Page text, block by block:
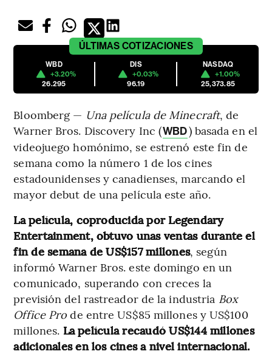
ÚLTIMAS COTIZACIONES
WBD
+3.20%
26.295
DIS
+0.03%
96.19
NASDAQ
+1.00%
25,373.85
Bloomberg — Una película de Minecraft, de
Warner Bros. Discovery Inc (WBD) basada en el
videojuego homónimo, se estrenó este fin de
semana como la número 1 de los cines
estadounidenses y canadienses, marcando el
mayor debut de una película este año.
La película, coproducida por Legendary
Entertainment, obtuvo unas ventas durante el
fin de semana de US$157 millones, según
informó Warner Bros. este domingo en un
comunicado, superando con creces la
previsión del rastreador de la industria Box
Office Pro de entre US$85 millones y US$100
millones. La película recaudó US$144 millones
adicionales en los cines a nivel internacional.